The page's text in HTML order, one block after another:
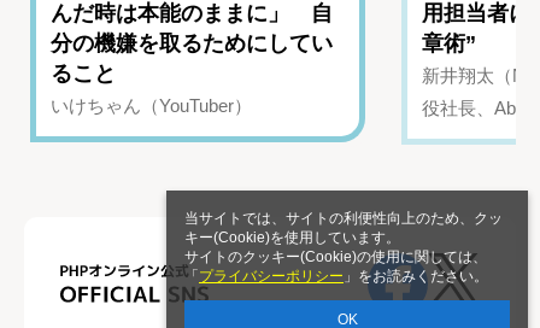
当サイトでは、サイトの利便性向上のため、クッ
キー(Cookie)を使用しています。
サイトのクッキー(Cookie)の使用に関しては、
「 プライバシーポリシー 」をお読みください。
OK
んだ時は本能のままに」 自
分の機嫌を取るためにしてい
ること
いけちゃん（YouTuber）
用担当者に
章術”
新井翔太（
役社長、